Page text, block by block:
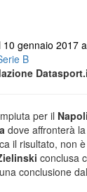
10 gennaio 2017
B
per il Napoli
dove affronterà
il risultato, non
conclusa
conclusione